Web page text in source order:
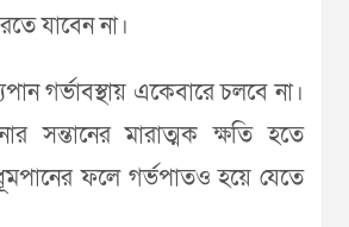
যাবেন না।
গর্ভাবস্থায় একেবারে চলবে না।
সন্তানের মারাত্মক ক্ষতি হতে
ফলে গর্ভপাতও হয়ে যেতে